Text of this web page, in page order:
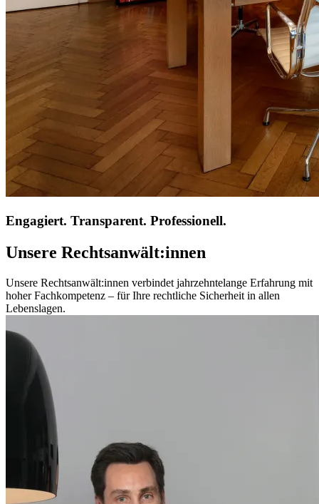
Engagiert. Transparent. Professionell.
Unsere Rechtsanwält:innen
Unsere Rechtsanwält:innen verbindet jahrzehntelange Erfahrung mit
hoher Fachkompetenz – für Ihre rechtliche Sicherheit in allen
Lebenslagen.